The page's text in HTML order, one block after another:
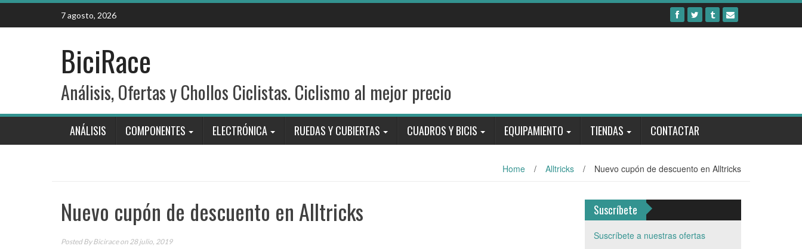
Skip
content
7 agosto, 2026
BiciRace
Análisis, Ofertas y Chollos Ciclistas. Ciclismo al mejor precio
ANÁLISIS COMPONENTES ELECTRÓNICA RUEDAS Y CUBIERTAS CUADROS Y BICIS EQUIPAMIENTO TIENDAS CONTACTAR
Home / Alltricks / Nuevo cupón de descuento en Alltricks
Nuevo cupón de descuento en Alltricks
Posted ByBiciraceon 28 julio, 2019
Suscríbete
Suscríbete a nuestras ofertas